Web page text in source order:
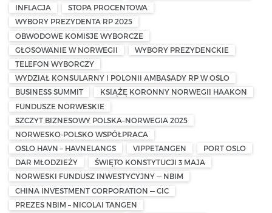
INFLACJA
STOPA PROCENTOWA
WYBORY PREZYDENTA RP 2025
OBWODOWE KOMISJE WYBORCZE
GŁOSOWANIE W NORWEGII
WYBORY PREZYDENCKIE
TELEFON WYBORCZY
WYDZIAŁ KONSULARNY I POLONII AMBASADY RP W OSLO
BUSINESS SUMMIT
KSIĄŻĘ KORONNY NORWEGII HAAKON
FUNDUSZE NORWESKIE
SZCZYT BIZNESOWY POLSKA–NORWEGIA 2025
NORWESKO-POLSKO WSPÓŁPRACA
OSLO HAVN – HAVNELANGS
VIPPETANGEN
PORT OSLO
DAR MŁODZIEŻY
ŚWIĘTO KONSTYTUCJI 3 MAJA
NORWESKI FUNDUSZ INWESTYCYJNY — NBIM
CHINA INVESTMENT CORPORATION — CIC
PREZES NBIM – NICOLAI TANGEN